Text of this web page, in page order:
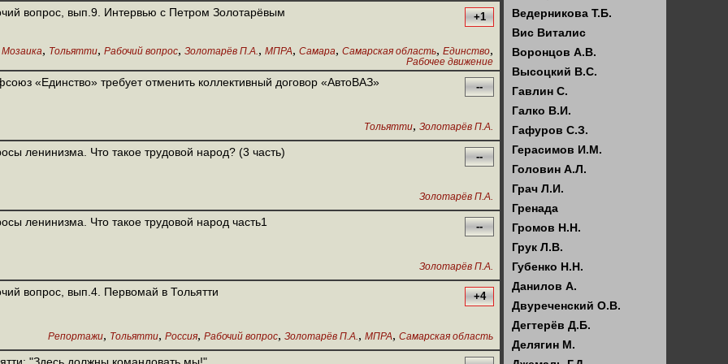
вопрос, вып.9. Интервью с Петром Золотарёвым +1
Мозаика, Тольятти, Рабочий вопрос, Золотарёв П.А., МПРА, Самара, Самарская область, Единство,
Рабочее движение
«Единство» требует отменить коллективный договор «АвтоВАЗ» --
Тольятти, Золотарёв П.А.
ленинизма. Что такое трудовой народ? (3 часть) --
Золотарёв П.А.
ленинизма. Что такое трудовой народ часть1 --
Золотарёв П.А.
вопрос, вып.4. Первомай в Тольятти +4
Репортажи, Тольятти, Россия, Рабочий вопрос, Золотарёв П.А., МПРА, Самарская область
Ведерникова Т.Б.
Вис Виталис
Воронцов А.В.
Высоцкий В.С.
Гавлин С.
Галко В.И.
Гафуров С.З.
Герасимов И.М.
Головин А.Л.
Грач Л.И.
Гренада
Громов Н.Н.
Грук Л.В.
Губенко Н.Н.
Данилов А.
Двуреченский О.В.
Дегтерёв Д.Б.
Делягин М.